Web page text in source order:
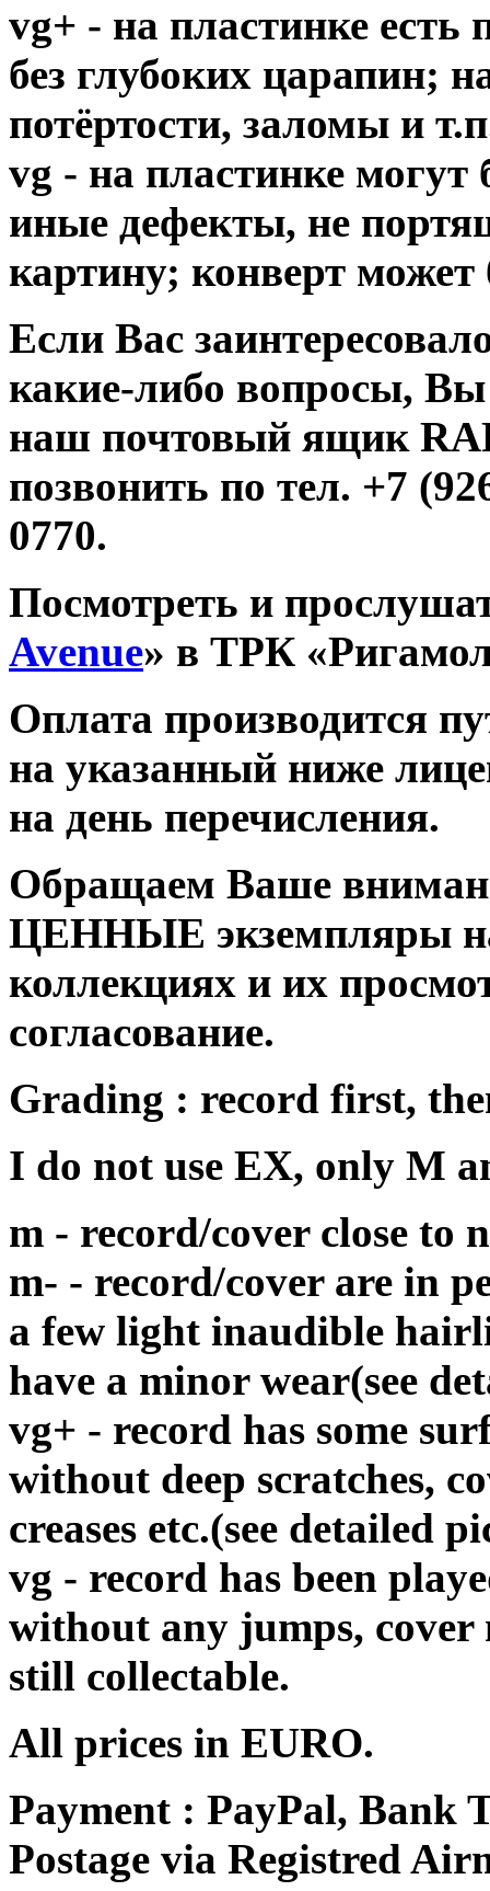
vg+ - на пластинке есть
без глубоких царапин;
потёртости, заломы и
vg - на пластинке
иные дефекты, не
картину; конверт
Если Вас
какие-либо вопросы,
наш почтовый ящик
позвонить по тел. +7
0770.
Посмотреть и
Avenue» в ТРК
Оплата производится
на указанный ниже
на день перечисления.
Обращаем Ваше
ЦЕННЫЕ экземпляры
коллекциях и их
согласование.
Grading : record first,
I do not use EX, only M
m - record/cover close
m- - record/cover are in
a few light inaudible
have a minor wear(see
vg+ - record has some
without deep scratches,
creases etc.(see detailed
vg - record has been
without any jumps, cover
still collectable.
All prices in EURO.
Payment : PayPal, Bank
Postage via Registred